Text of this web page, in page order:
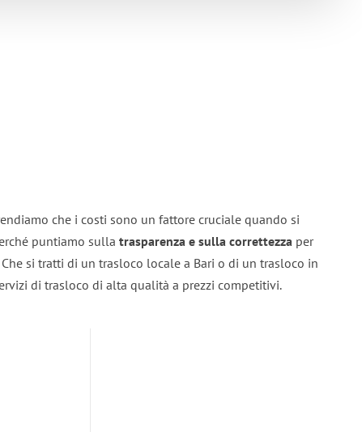
che i costi sono un fattore cruciale quando si
puntiamo sulla trasparenza e sulla correttezza per
si tratti di un trasloco locale a Bari o di un trasloco in
di trasloco di alta qualità a prezzi competitivi.